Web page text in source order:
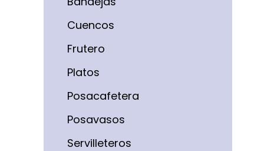
Cuencos
Frutero
Platos
Posacafetera
Posavasos
Servilleteros